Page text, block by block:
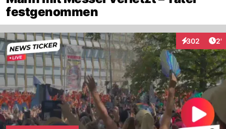
festgenommen
302
Interaktionen2'